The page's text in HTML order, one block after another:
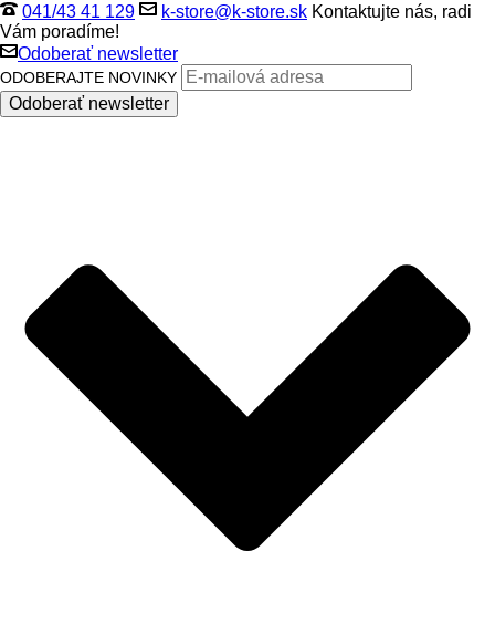
041/43 41 129 k-store@k-store.sk Kontaktujte nás, radi
Vám poradíme!
Odoberať newsletter
ODOBERAJTE NOVINKY